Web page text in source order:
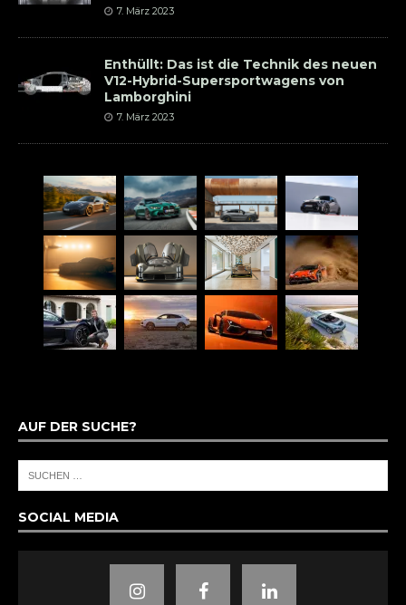
7. März 2023
Enthüllt: Das ist die Technik des neuen
V12-Hybrid-Supersportwagens von
Lamborghini
7. März 2023
AUF DER SUCHE?
SOCIAL MEDIA